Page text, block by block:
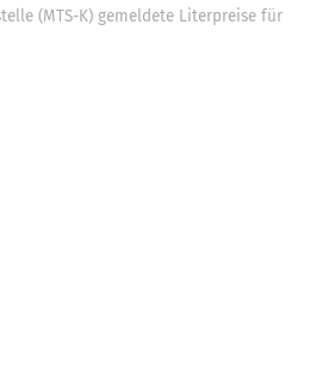
(MTS-K) gemeldete Literpreise für